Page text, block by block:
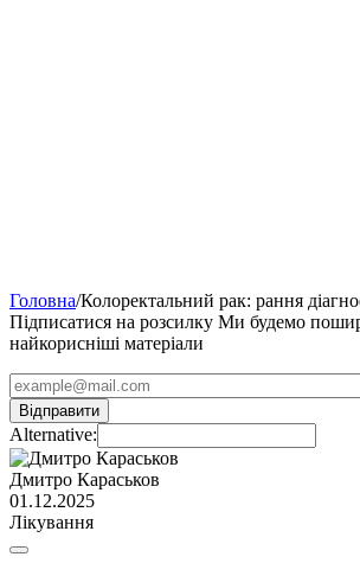
Головна/Колоректальний рак: рання
Підписатися на розсилку Ми будемо
найкорисніші матеріали
Alternative:
Дмитро Караськов
01.12.2025
Лікування